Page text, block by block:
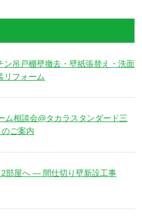
ン吊戸棚壁撤去・壁紙張替え・洗面
リフォーム
ム相談会@タカラスタンダード三
ご案内
2部屋へ ― 間仕切り壁新設工事